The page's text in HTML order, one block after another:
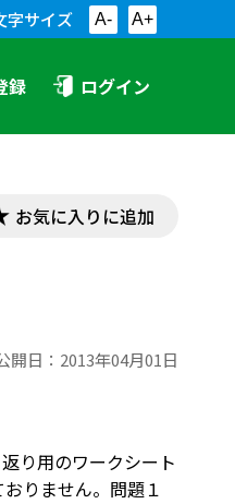
字サイズ A- A+
録 ログイン
お気に入りに追加
開日： 2013年04月01日
り用のワークシート
りません。問題１